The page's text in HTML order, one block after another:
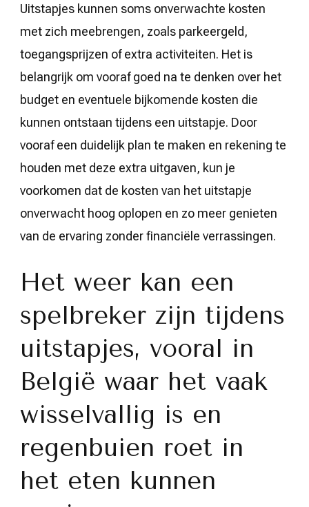
Uitstapjes kunnen soms onverwachte kosten
met zich meebrengen, zoals parkeergeld,
toegangsprijzen of extra activiteiten. Het is
belangrijk om vooraf goed na te denken over het
budget en eventuele bijkomende kosten die
kunnen ontstaan tijdens een uitstapje. Door
vooraf een duidelijk plan te maken en rekening te
houden met deze extra uitgaven, kun je
voorkomen dat de kosten van het uitstapje
onverwacht hoog oplopen en zo meer genieten
van de ervaring zonder financiële verrassingen.
Het weer kan een
spelbreker zijn tijdens
uitstapjes, vooral in
België waar het vaak
wisselvallig is en
regenbuien roet in
het eten kunnen